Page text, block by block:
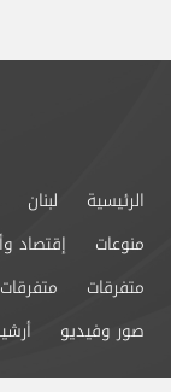
الرئيسية لبنان
منوعات
إقتصاد
متفرقات
صور وفيديو
من